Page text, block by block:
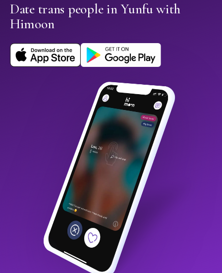
Date trans people in Yunfu with
Himoon